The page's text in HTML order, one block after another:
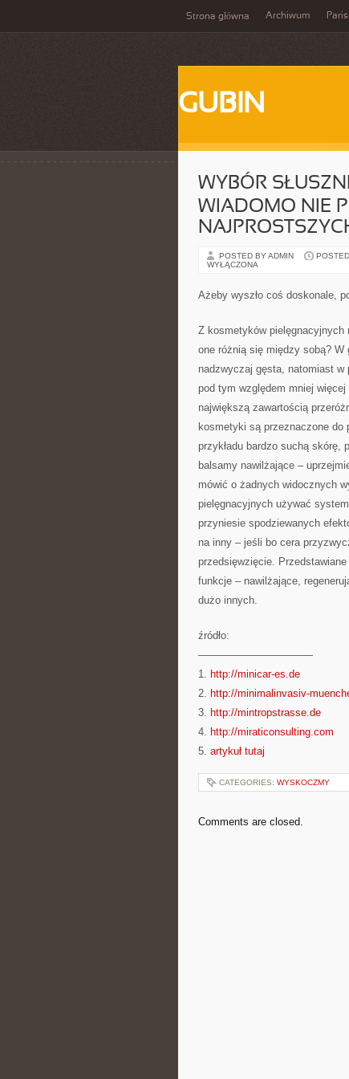
Strona główna Archiwum Paris
GUBIN
WYBÓR
WIADOMO NIE
POSTED BY ADMIN
WYŁĄCZONA
Ażeby wyszło coś doskonale,
Z kosmetyków pielęgnacyjnych
one różnią się między sobą? W
nadzwyczaj gęsta, natomiast w
pod tym względem mniej
największą zawartością
kosmetyki są przeznaczone do
przykładu bardzo suchą skórę,
balsamy nawilżające –
mówić o żadnych widocznych
pielęgnacyjnych używać
przyniesie spodziewanych
na inny – jeśli bo cera
przedsięwzięcie.
funkcje – nawilżające,
dużo innych.
źródło:
———————————
1. http://minicar-es.de
2. http://minimalinvasiv-
3. http://mintropstrasse.de
4. http://miraticonsulting.com
5. artykuł tutaj
CATEGORIES: WYSKOCZMY
Comments are closed.